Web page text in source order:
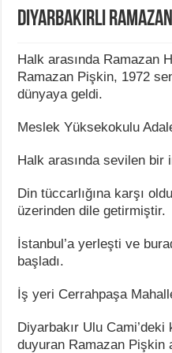
Diyarbakırlı
Halk arasında Ramazan
Ramazan Pişkin, 1972
dünyaya geldi.
Meslek Yüksekokulu
Halk arasında sevilen bir
Din tüccarlığına karşı
üzerinden dile getirmiştir.
İstanbul’a yerleşti ve
başladı.
İş yeri Cerrahpaşa
Diyarbakır Ulu
duyuran Ramazan Pişkin